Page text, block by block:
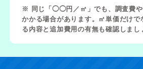
※ 同じ「◯◯円／㎡」でも、調査費や
かかる場合があります。㎡単価だけで
る内容と追加費用の有無も確認しまし